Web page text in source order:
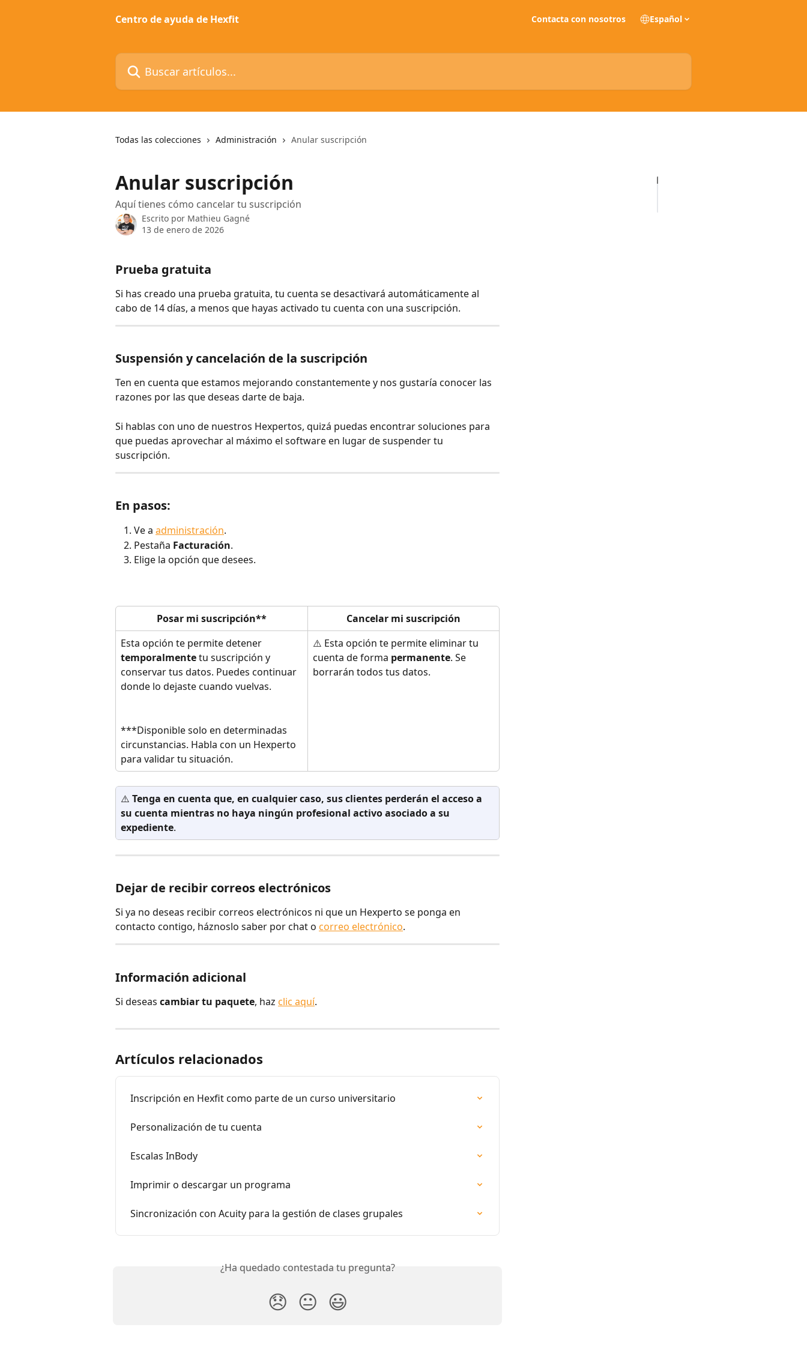
Centro de ayuda de Hexfit
Contacta con nosotros Español
Buscar artículos...
Todas las colecciones Administración Anular suscripción
Anular suscripción
Aquí tienes cómo cancelar tu suscripción
Escrito por Mathieu Gagné
13 de enero de 2026
Prueba gratuita
Si has creado una prueba gratuita, tu cuenta se desactivará automáticamente al
cabo de 14 días, a menos que hayas activado tu cuenta con una suscripción.
Suspensión y cancelación de la suscripción
Ten en cuenta que estamos mejorando constantemente y nos gustaría conocer las
razones por las que deseas darte de baja.
Si hablas con uno de nuestros Hexpertos, quizá puedas encontrar soluciones para
que puedas aprovechar al máximo el software en lugar de suspender tu
suscripción.
En pasos:
Ve a administración.
Pestaña Facturación.
Elige la opción que desees.
Posar mi suscripción**
Cancelar mi suscripción
Esta opción te permite detener
temporalmente tu suscripción y
conservar tus datos. Puedes continuar
donde lo dejaste cuando vuelvas.
***Disponible solo en determinadas
circunstancias. Habla con un Hexperto
para validar tu situación.
⚠️ Esta opción te permite eliminar tu
cuenta de forma permanente. Se
borrarán todos tus datos.
⚠️ Tenga en cuenta que, en cualquier caso, sus clientes perderán el acceso a
su cuenta mientras no haya ningún profesional activo asociado a su
expediente.
Dejar de recibir correos electrónicos
Si ya no deseas recibir correos electrónicos ni que un Hexperto se ponga en
contacto contigo, háznoslo saber por chat o correo electrónico.
Información adicional
Si deseas cambiar tu paquete, haz clic aquí.
Artículos relacionados
Inscripción en Hexfit como parte de un curso universitario
Personalización de tu cuenta
Escalas InBody
Imprimir o descargar un programa
Sincronización con Acuity para la gestión de clases grupales
¿Ha quedado contestada tu pregunta?
😞 😐 😃